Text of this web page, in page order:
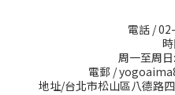
電話 /
周一至周
電郵 /
地址/台北市松山區八德路